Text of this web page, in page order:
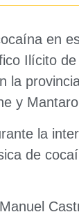
en
Ilícito
la
y
la
de